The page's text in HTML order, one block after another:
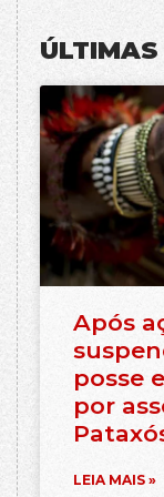
Após
posse
por
LEIA MAIS »